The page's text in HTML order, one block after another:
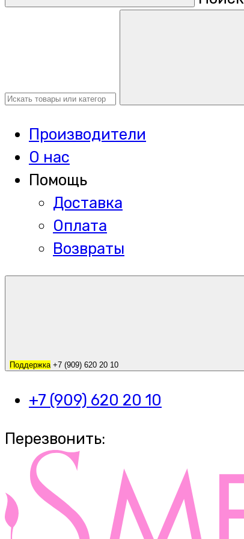
Производители
О нас
Помощь
Доставка
Оплата
Возвраты
Поддержка +7 (909) 620 20 10
+7 (909) 620 20 10
Перезвонить: